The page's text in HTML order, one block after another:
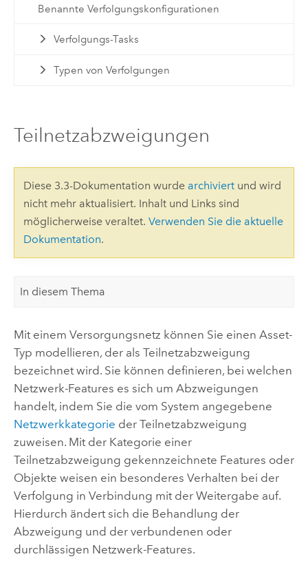
Benannte Verfolgungskonfigurationen
Verfolgungs-Tasks
Typen von Verfolgungen
Teilnetzabzweigungen
Diese 3.3-Dokumentation wurde archiviertund wird
nicht mehr aktualisiert. Inhalt und Links sind
möglicherweise veraltet. Verwenden Sie die aktuelle
Dokumentation.
In diesem Thema
Mit einem Versorgungsnetz können Sie einen Asset-
Typ modellieren, der als Teilnetzabzweigung
bezeichnet wird. Sie können definieren, bei welchen
Netzwerk-Features es sich um Abzweigungen
handelt, indem Sie die vom System angegebene
Netzwerkkategorie der Teilnetzabzweigung
zuweisen. Mit der Kategorie einer
Teilnetzabzweigung gekennzeichnete Features oder
Objekte weisen ein besonderes Verhalten bei der
Verfolgung in Verbindung mit der Weitergabe auf.
Hierdurch ändert sich die Behandlung der
Abzweigung und der verbundenen oder
durchlässigen Netzwerk-Features.